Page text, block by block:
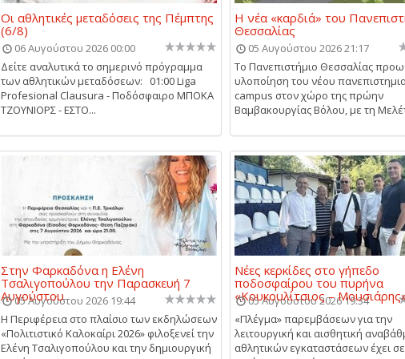
Οι αθλητικές μεταδόσεις της Πέμπτης
(6/8)
06 Αυγούστου 2026 00:00
Δείτε αναλυτικά το σημερινό πρόγραμμα
των αθλητικών μεταδόσεων: 01:00 Liga
Profesional Clausura - Ποδόσφαιρο ΜΠΟΚΑ
ΤΖΟΥΝΙΟΡΣ - ΕΣΤΟ...
Η νέα «καρδιά» του
Θεσσαλίας
05 Αυγούστου 2026 21:17
Το Πανεπιστήμιο Θεσσαλίας
υλοποίηση του νέου
campus στον χώρο της πρώην
Βαμβακουργίας Βόλου, με τη
Στην Φαρκαδόνα η Ελένη
Τσαλιγοπούλου την Παρασκευή 7
Αυγούστου
05 Αυγούστου 2026 19:44
Η Περιφέρεια στο πλαίσιο των εκδηλώσεων
«Πολιτιστικό Καλοκαίρι 2026» φιλοξενεί την
Ελένη Τσαλιγοπούλου και την δημιουργική
Νέες κερκίδες στο γήπεδο
ποδοσφαίρου του πυρήνα
«Κουκουλίτσιος –
05 Αυγούστου 2026 19:34
«Πλέγμα» παρεμβάσεων για την
λειτουργική και αισθητική
αθλητικών εγκαταστάσεων έχει σε